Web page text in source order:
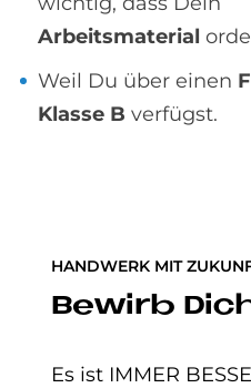
Arbeitsmaterial
Weil Du über einen
Klasse B verfügst.
HANDWERK MIT
Bewirb
Es ist IMMER